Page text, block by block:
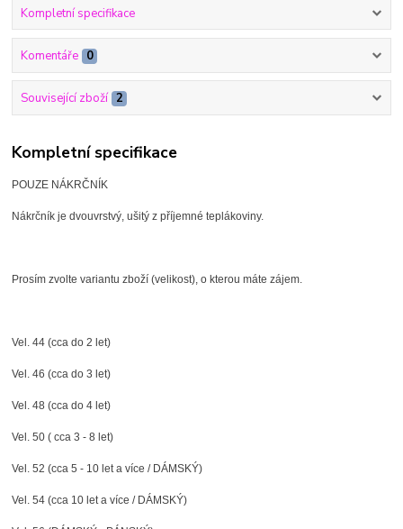
Kompletní specifikace
Komentáře 0
Související zboží 2
Kompletní specifikace
POUZE NÁKRČNÍK
Nákrčník je dvouvrstvý, ušitý z příjemné teplákoviny.
Prosím zvolte variantu zboží (velikost), o kterou máte zájem.
Vel. 44 (cca do 2 let)
Vel. 46 (cca do 3 let)
Vel. 48 (cca do 4 let)
Vel. 50 ( cca 3 - 8 let)
Vel. 52 (cca 5 - 10 let a více / DÁMSKÝ)
Vel. 54 (cca 10 let a více / DÁMSKÝ)